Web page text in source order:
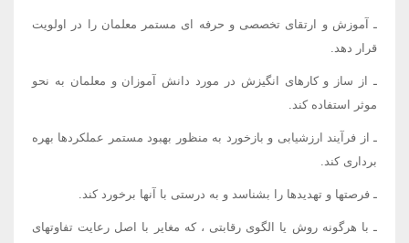
ـ آموزش و ارتقای تخصصی و حرفه ای مستمر معلمان را در اولویت
قرار دهد.
ـ از ساز و کارهای انگیزش در مورد دانش آموزان و معلمان به نحو
موثر استفاده کند.
ـ از فرآیند ارزشیابی و بازخورد به منظور بهبود مستمر عملکردها بهره
برداری کند.
ـ فرصتها و تهدیدها را بشناسد و به درستی با آنها برخورد کند.
ـ با هرگونه روش یا الگوی رقابتی ، که مغایر با اصل رعایت تفاوتهای